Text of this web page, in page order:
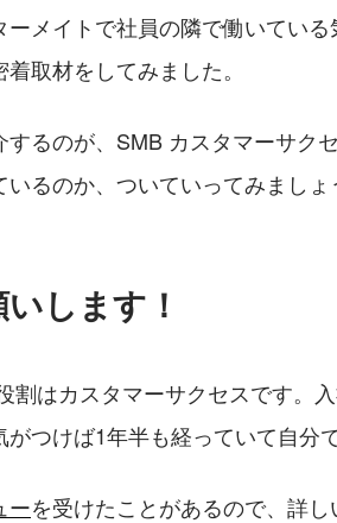
メイトで社員の隣で働いてい
取材をしてみました。
るのが、SMB カスタマーサク
るのか、ついていってみましょ
します！
割はカスタマーサクセスです。
つけば1年半も経っていて自分
ーを受けたことがあるので、詳